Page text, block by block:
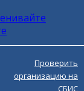
Проверить
организацию на
СБИС